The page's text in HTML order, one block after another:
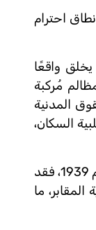
احترام
يخلق واقعًا
المصري)، ويخلق مظالم مُركبة
المدنية
السكان،
وتشير المنظمات الموقعة أدناه إلى شكاوى البهائيين المستمرة المرتبطة بعدم كفاية المدافن التي سبق تخصيصها لهم منذ عام 1939، فقد
ما